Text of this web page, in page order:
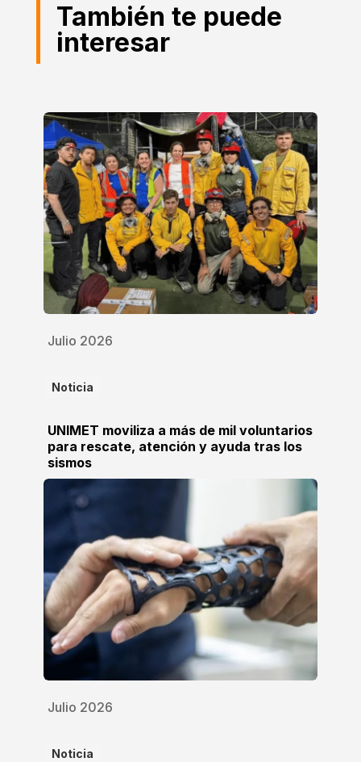
También te puede
interesar
Julio 2026
Noticia
UNIMET moviliza a más de mil voluntarios
para rescate, atención y ayuda tras los
sismos
Julio 2026
Noticia